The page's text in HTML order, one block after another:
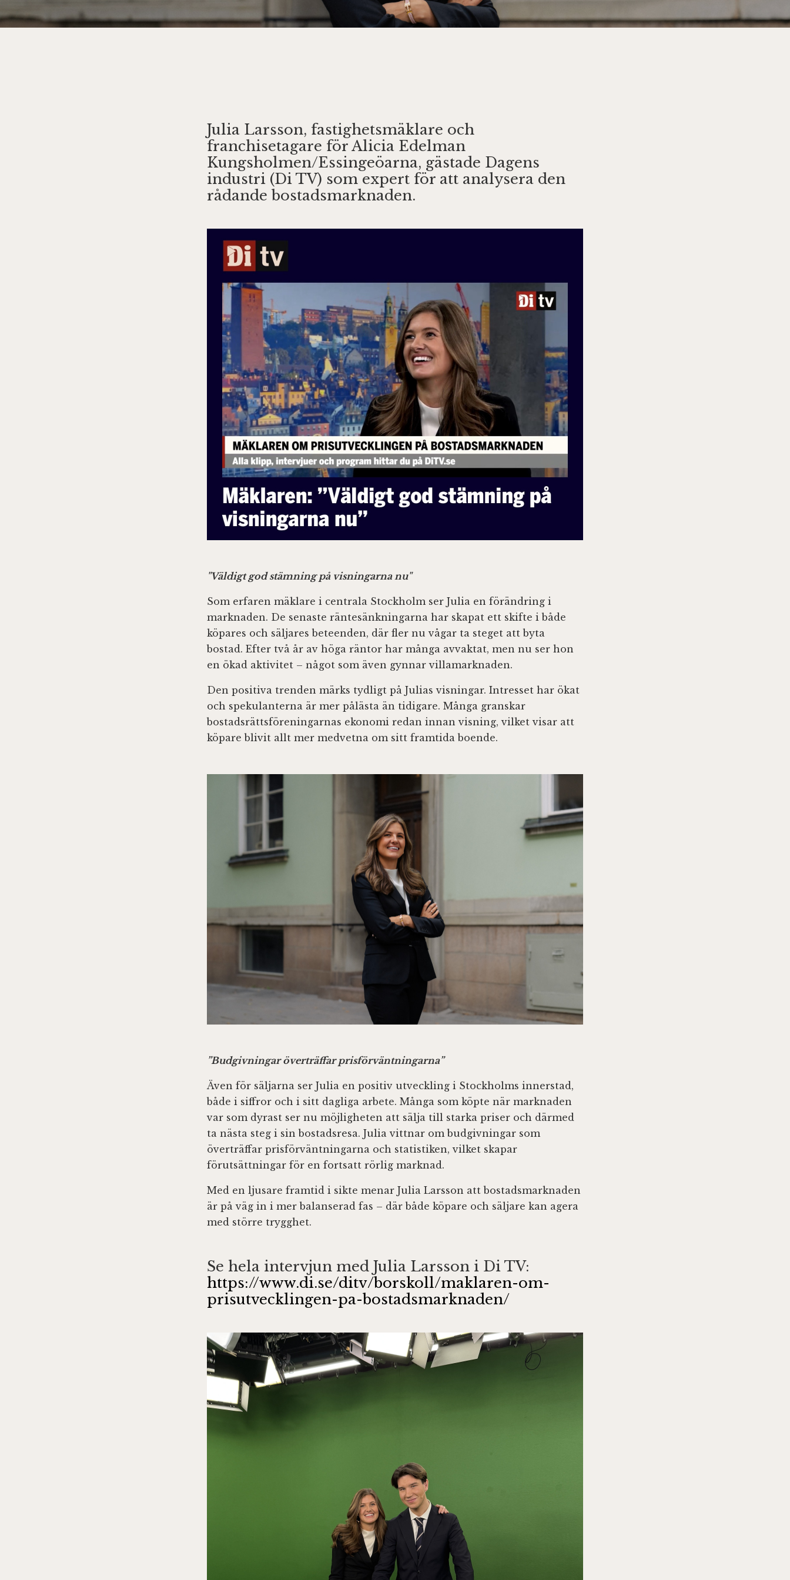
Julia Larsson, fastighetsmäklare och
franchisetagare för Alicia Edelman
Kungsholmen/Essingeöarna, gästade Dagens
industri (Di TV) som expert för att analysera den
rådande bostadsmarknaden.
"Väldigt god stämning på visningarna nu"
Som erfaren mäklare i centrala Stockholm ser Julia en förändring i
marknaden. De senaste räntesänkningarna har skapat ett skifte i både
köpares och säljares beteenden, där fler nu vågar ta steget att byta
bostad. Efter två år av höga räntor har många avvaktat, men nu ser hon
en ökad aktivitet – något som även gynnar villamarknaden.
Den positiva trenden märks tydligt på Julias visningar. Intresset har ökat
och spekulanterna är mer pålästa än tidigare. Många granskar
bostadsrättsföreningarnas ekonomi redan innan visning, vilket visar att
köpare blivit allt mer medvetna om sitt framtida boende.
”Budgivningar överträffar prisförväntningarna”
Även för säljarna ser Julia en positiv utveckling i Stockholms innerstad,
både i siffror och i sitt dagliga arbete. Många som köpte när marknaden
var som dyrast ser nu möjligheten att sälja till starka priser och därmed
ta nästa steg i sin bostadsresa. Julia vittnar om budgivningar som
överträffar prisförväntningarna och statistiken, vilket skapar
förutsättningar för en fortsatt rörlig marknad.
Med en ljusare framtid i sikte menar Julia Larsson att bostadsmarknaden
är på väg in i mer balanserad fas – där både köpare och säljare kan agera
med större trygghet.
Se hela intervjun med Julia Larsson i Di TV:
https://www.di.se/ditv/borskoll/maklaren-om-
prisutvecklingen-pa-bostadsmarknaden/